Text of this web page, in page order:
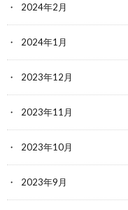
2024年2月
2024年1月
2023年12月
2023年11月
2023年10月
2023年9月